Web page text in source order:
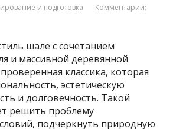
и подготовка
Комментарии:
шале с сочетанием
и массивной деревянной
классика, которая
эстетическую
и долговечность. Такой
решить проблему
подчеркнуть природную